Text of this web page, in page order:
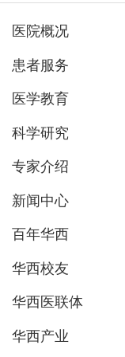
医院概况
患者服务
医学教育
科学研究
专家介绍
新闻中心
百年华西
华西校友
华西医联体
华西产业